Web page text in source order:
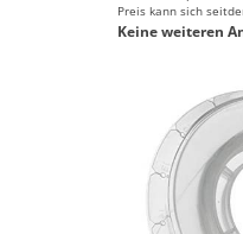
Preis kann sich
Keine weiteren